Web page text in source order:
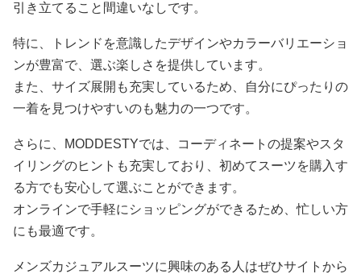
引き立てること間違いなしです。
特に、トレンドを意識したデザインやカラーバリエーショ
ンが豊富で、選ぶ楽しさを提供しています。
また、サイズ展開も充実しているため、自分にぴったりの
一着を見つけやすいのも魅力の一つです。
さらに、MODDESTYでは、コーディネートの提案やスタ
イリングのヒントも充実しており、初めてスーツを購入す
る方でも安心して選ぶことができます。
オンラインで手軽にショッピングができるため、忙しい方
にも最適です。
メンズカジュアルスーツに興味のある人はぜひサイトから